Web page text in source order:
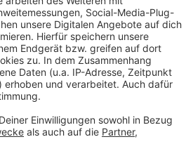
auflösen möchte.
wir hier aufgelistet:
Sanierung der vorhandenen
Brückenerneuerung
Landesstraßen
modernisieren
durch Veröffentlichung der